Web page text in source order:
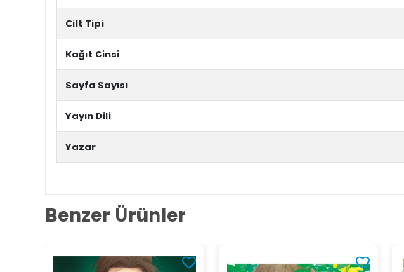
Cilt Tipi
Kağıt Cinsi
Sayfa Sayısı
Yayın Dili
Yazar
Benzer Ürünler